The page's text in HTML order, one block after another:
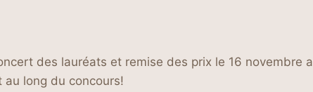
des lauréats et remise des prix le 16 novembre
long du concours!